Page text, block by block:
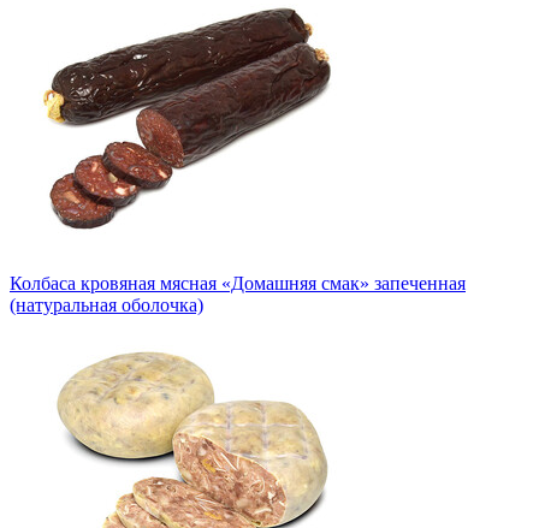
Колбаса кровяная мясная «Домашняя смак» запеченная
(натуральная оболочка)